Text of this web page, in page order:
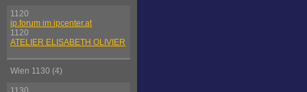
1120
ip.forum im ipcenter.at
1120
ATELIER ELISABETH OLIVIER
Wien 1130 (4)